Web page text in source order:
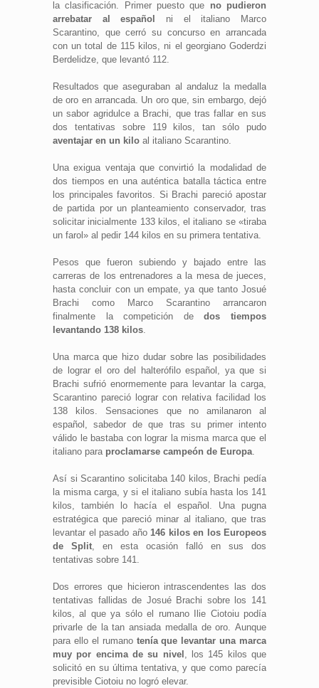
la clasificación. Primer puesto que no pudieron
arrebatar al español
ni el italiano Marco
Scarantino, que cerró su concurso en arrancada
con un total de 115 kilos, ni el georgiano Goderdzi
Berdelidze, que levantó 112.
Resultados que aseguraban al andaluz la medalla
de oro en arrancada. Un oro que, sin embargo, dejó
un sabor agridulce a Brachi, que tras fallar en sus
dos tentativas sobre 119 kilos, tan sólo pudo
aventajar en un kilo al italiano Scarantino.
Una exigua ventaja que convirtió la modalidad de
dos tiempos en una auténtica batalla táctica entre
los principales favoritos. Si Brachi pareció apostar
de partida por un planteamiento conservador, tras
solicitar inicialmente 133 kilos, el italiano se «tiraba
un farol» al pedir 144 kilos en su primera tentativa.
Pesos que fueron subiendo y bajado entre las
carreras de los entrenadores a la mesa de jueces,
hasta concluir con un empate, ya que tanto Josué
Brachi como Marco Scarantino arrancaron
finalmente la competición dedos tiempos
levantando 138 kilos.
Una marca que hizo dudar sobre las posibilidades
de lograr el oro del halterófilo español, ya que si
Brachi sufrió enormemente para levantar la carga,
Scarantino pareció lograr con relativa facilidad los
138 kilos. Sensaciones que no amilanaron al
español, sabedor de que tras su primer intento
válido le bastaba con lograr la misma marca que el
italiano para proclamarse campeón de Europa.
Así si Scarantino solicitaba 140 kilos, Brachi pedía
la misma carga, y si el italiano subía hasta los 141
kilos, también lo hacía el español. Una pugna
estratégica que pareció minar al italiano, que tras
levantar el pasado año146 kilos en los Europeos
de Split, en esta ocasión falló en sus dos
tentativas sobre 141.
Dos errores que hicieron intrascendentes las dos
tentativas fallidas de Josué Brachi sobre los 141
kilos, al que ya sólo el rumano Ilie Ciotoiu podía
privarle de la tan ansiada medalla de oro. Aunque
para ello el rumano tenía que levantar una marca
muy por encima de su nivel , los 145 kilos que
solicitó en su última tentativa, y que como parecía
previsible Ciotoiu no logró elevar.